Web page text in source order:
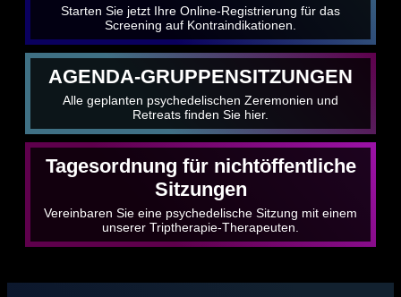
Starten Sie jetzt Ihre Online-Registrierung für das
Screening auf Kontraindikationen.
AGENDA-GRUPPENSITZUNGEN
Alle geplanten psychedelischen Zeremonien und
Retreats finden Sie hier.
Tagesordnung für nichtöffentliche
Sitzungen
Vereinbaren Sie eine psychedelische Sitzung mit einem
unserer Triptherapie-Therapeuten.